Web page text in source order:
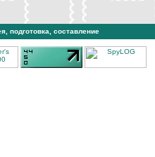
подготовка, составление